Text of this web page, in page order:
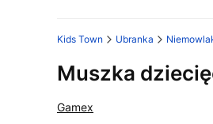
Kids Town Ubranka
Muszka
Gamex